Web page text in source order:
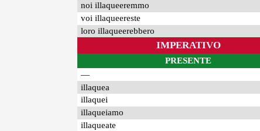
noi illaqueeremmo
voi illaqueereste
loro illaqueerebbero
IMPERATIVO
PRESENTE
—
illaquea
illaquei
illaqueiamo
illaqueate